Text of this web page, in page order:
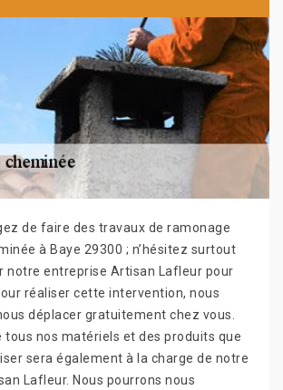
de faire des travaux de ramonage
à Baye 29300 ; n’hésitez surtout
notre entreprise Artisan Lafleur pour
réaliser cette intervention, nous
déplacer gratuitement chez vous.
tous nos matériels et des produits que
sera également à la charge de notre
Lafleur. Nous pourrons nous